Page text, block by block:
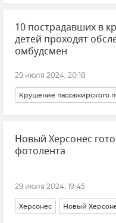
Происшествия Пожар
10 пострадавших в
детей проходят
омбудсмен
29 июля 2024, 20:18
Новости Волгоградская
Российские железные
Новый Херсонес
фотолента
29 июля 2024, 19:45
Херсонес Новый